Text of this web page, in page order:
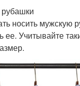
носить мужскую
ее. Учитывайте